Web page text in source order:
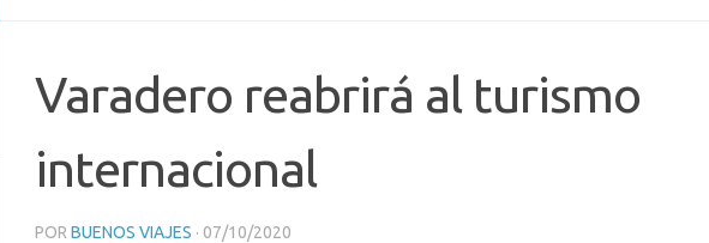
Varadero reabrirá al turismo
internacional
POR BUENOS VIAJES · 07/10/2020